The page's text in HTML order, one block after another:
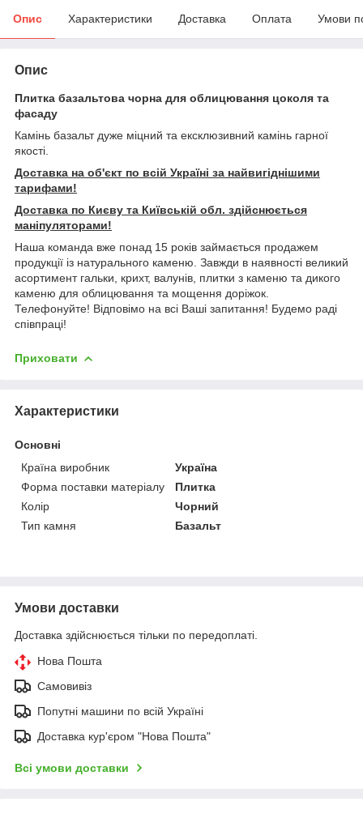
Опис Характеристики Доставка Оплата Умови
Опис
Плитка базальтова чорна для облицювання цоколя та
фасаду
Камінь базальт дуже міцний та ексклюзивний камінь гарної
якості.
Доставка на об'єкт по всій Україні за найвигіднішими
тарифами!
Доставка по Києву та Київській обл. здійснюється
маніпуляторами!
Наша команда вже понад 15 років займається продажем
продукції із натурального каменю. Завжди в наявності великий
асортимент гальки, крихт, валунів, плитки з каменю та дикого
каменю для облицювання та мощення доріжок.
Телефонуйте! Відповімо на всі Ваші запитання! Будемо раді
співпраці!
Приховати
Характеристики
Основні
Країна виробник
Україна
Форма поставки матеріалу
Плитка
Колір
Чорний
Тип камня
Базальт
Умови доставки
Доставка здійснюється тільки по передоплаті.
Нова Пошта
Самовивіз
Попутні машини по всій Україні
Доставка кур'єром "Нова Пошта"
Всі умови доставки